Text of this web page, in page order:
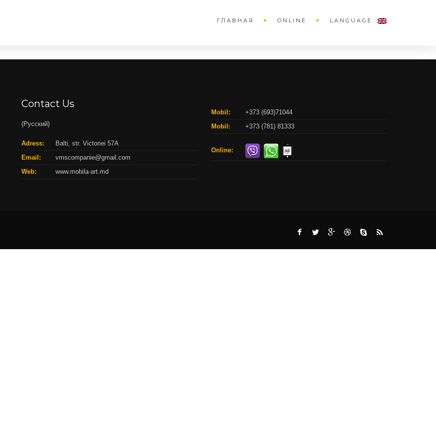
ГЛАВНАЯ ONLINE LANGUAGE:
Contact Us
(Русский)
Adress:
Balti, str. Victoriei 57A
Email:
vmscompanie@gmail.com
Web:
www.mobila-art.md
Mobil:
+373 (693)71044
Mobil:
+373 (781) 81333
Online: